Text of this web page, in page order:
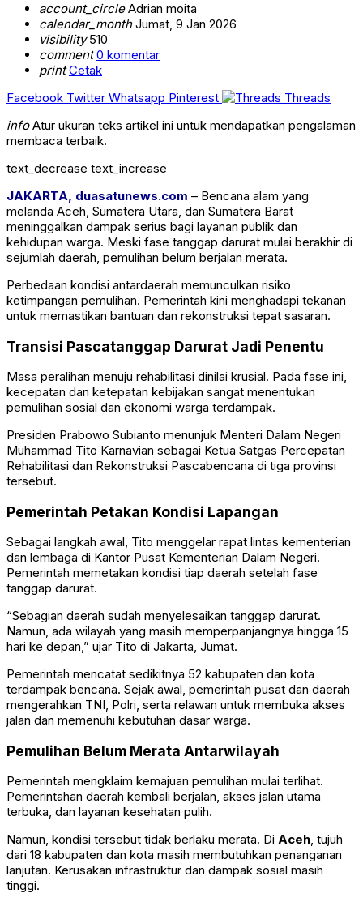
account_circleAdrian moita
calendar_monthJumat, 9 Jan 2026
visibility510
comment 0 komentar
print Cetak
Facebook Twitter Whatsapp Pinterest
Threads
infoAtur ukuran teks artikel ini untuk mendapatkan pengalaman
membaca terbaik.
text_decrease text_increase
JAKARTA, duasatunews.com – Bencana alam yang
melanda Aceh, Sumatera Utara, dan Sumatera Barat
meninggalkan dampak serius bagi layanan publik dan
kehidupan warga. Meski fase tanggap darurat mulai berakhir di
sejumlah daerah, pemulihan belum berjalan merata.
Perbedaan kondisi antardaerah memunculkan risiko
ketimpangan pemulihan. Pemerintah kini menghadapi tekanan
untuk memastikan bantuan dan rekonstruksi tepat sasaran.
Transisi Pascatanggap Darurat Jadi Penentu
Masa peralihan menuju rehabilitasi dinilai krusial. Pada fase ini,
kecepatan dan ketepatan kebijakan sangat menentukan
pemulihan sosial dan ekonomi warga terdampak.
Presiden Prabowo Subianto menunjuk Menteri Dalam Negeri
Muhammad Tito Karnavian sebagai Ketua Satgas Percepatan
Rehabilitasi dan Rekonstruksi Pascabencana di tiga provinsi
tersebut.
Pemerintah Petakan Kondisi Lapangan
Sebagai langkah awal, Tito menggelar rapat lintas kementerian
dan lembaga di Kantor Pusat Kementerian Dalam Negeri.
Pemerintah memetakan kondisi tiap daerah setelah fase
tanggap darurat.
“Sebagian daerah sudah menyelesaikan tanggap darurat.
Namun, ada wilayah yang masih memperpanjangnya hingga 15
hari ke depan,” ujar Tito di Jakarta, Jumat.
Pemerintah mencatat sedikitnya 52 kabupaten dan kota
terdampak bencana. Sejak awal, pemerintah pusat dan daerah
mengerahkan TNI, Polri, serta relawan untuk membuka akses
jalan dan memenuhi kebutuhan dasar warga.
Pemulihan Belum Merata Antarwilayah
Pemerintah mengklaim kemajuan pemulihan mulai terlihat.
Pemerintahan daerah kembali berjalan, akses jalan utama
terbuka, dan layanan kesehatan pulih.
Namun, kondisi tersebut tidak berlaku merata. Di Aceh, tujuh
dari 18 kabupaten dan kota masih membutuhkan penanganan
lanjutan. Kerusakan infrastruktur dan dampak sosial masih
tinggi.